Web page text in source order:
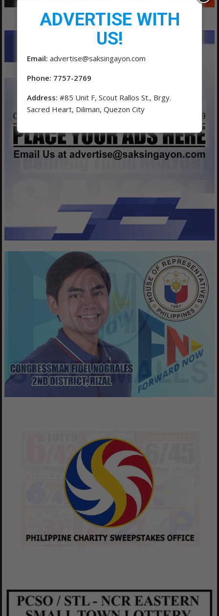
ADVERTISE WITH
US!
Email: advertise@saksingayon.com
Phone: 7757-2769
Address: #85 Unit F, Scout Rallos St., Brgy.
Sacred Heart, Diliman, Quezon City